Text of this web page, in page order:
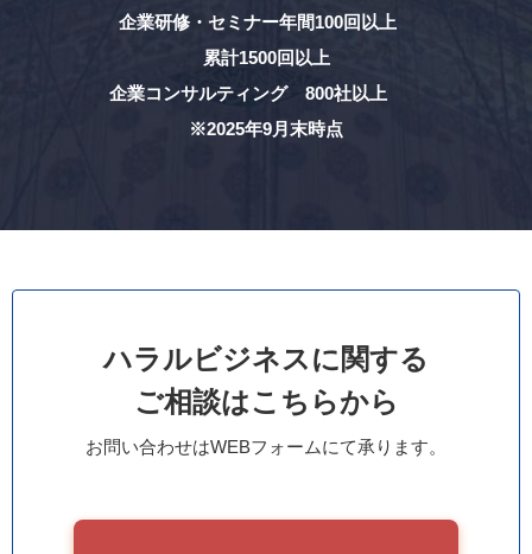
企業研修・セミナー年間100回以上
累計1500回以上
企業コンサルティング 800社以上
※2025年9月末時点
ハラルビジネスに関する
ご相談はこちらから
お問い合わせはWEBフォームにて承ります。